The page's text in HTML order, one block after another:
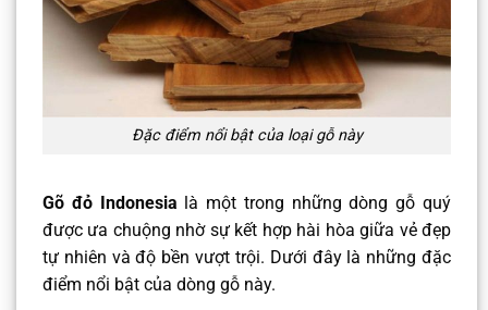
Đặc điểm nổi bật của loại gỗ này
Gõ đỏ Indonesia là một trong những dòng gỗ quý
được ưa chuộng nhờ sự kết hợp hài hòa giữa vẻ đẹp
tự nhiên và độ bền vượt trội. Dưới đây là những đặc
điểm nổi bật của dòng gỗ này.